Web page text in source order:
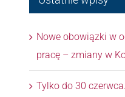
Nowe obowiązki w
pracę – zmiany w
Tylko do 30 czerwca.